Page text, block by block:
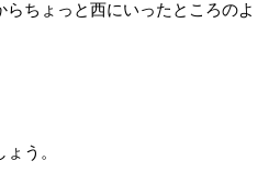
ちょっと西にいったところのよ
う。